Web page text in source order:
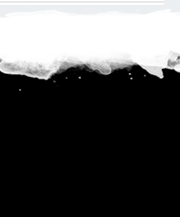
06:00 --:--